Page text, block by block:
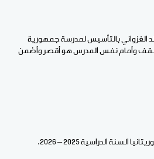
الغزواني بالتأسيس لمدرسة جمهورية
وأمام نفس المدرس هو أقصر وأضمن
الدراسية 2025 – 2026.